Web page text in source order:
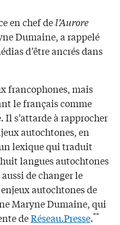
en chef del’Aurore
Dumaine, a rappelé
d’être ancrés dans
francophones, mais
le français comme
s’attarde à rapprocher
autochtones, en
lexique qui traduit
langues autochtones
de changer le
autochtones de
Maryne Dumaine, qui
deRéseau.Presse.**